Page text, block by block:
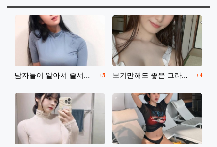
게시
남자들이 알아서 줄서는 몸매의 소유자 댓글
5 보기만해도 좋은 그라비아 아이돌 댓글
4